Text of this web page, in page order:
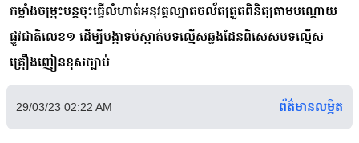
កម្លាំងចម្រុះបន្តចុះធ្វើលំហាត់អនុវត្តល្បាតចល័តត្រួតពិនិត្យតាមបណ្តោយ
ផ្លូវជាតិលេខ១ ដើម្បីបង្កាទប់ស្កាត់បទល្មើសឆ្លងដែនពិសេសបទល្មើស
គ្រឿងញៀនខុសច្បាប់
29/03/23 02:22 AM ព័ត៌មានលម្អិត